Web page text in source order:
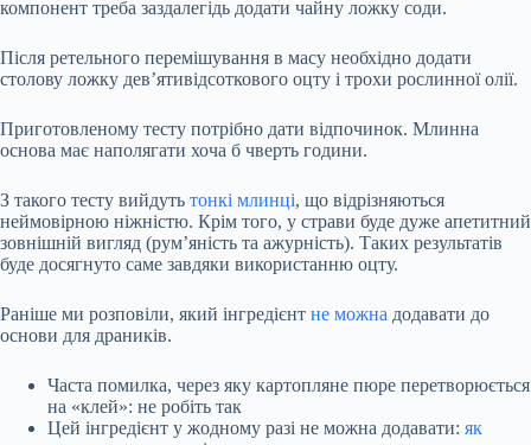
компонент треба заздалегідь додати чайну ложку соди.
Після ретельного перемішування в масу необхідно додати
столову ложку дев’ятивідсоткового оцту і трохи рослинної олії.
Приготовленому тесту потрібно дати відпочинок. Млинна
основа має наполягати хоча б чверть години.
З такого тесту вийдуть тонкі млинці, що відрізняються
неймовірною ніжністю. Крім того, у страви буде дуже апетитний
зовнішній вигляд (рум’яність та ажурність). Таких результатів
буде досягнуто саме завдяки використанню оцту.
Раніше ми розповіли, який інгредієнт не можна додавати до
основи для драників.
Часта помилка, через яку картопляне пюре перетворюється
на «клей»: не робіть так
Цей інгредієнт у жодному разі не можна додавати: як